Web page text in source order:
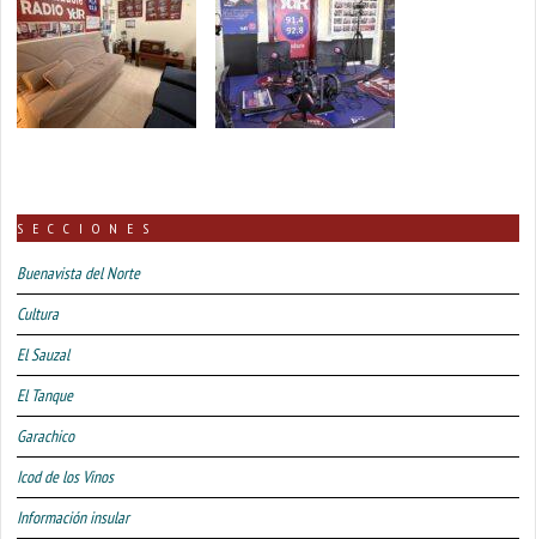
SECCIONES
Buenavista del Norte
Cultura
El Sauzal
El Tanque
Garachico
Icod de los Vinos
Información insular